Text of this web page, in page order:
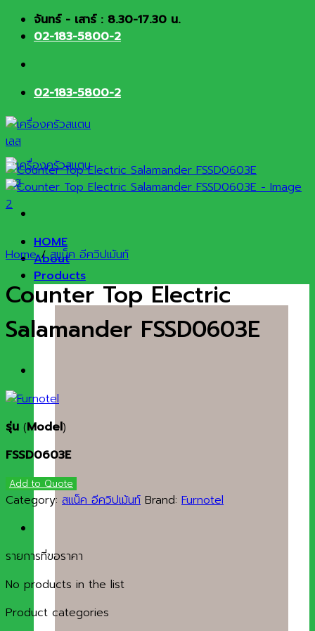
Skip จันทร์ - เสาร์ : 8.30-17.30 น.
02-183-5800-2
02-183-5800-2
HOME
About
Products
Home / สแน็ค อีควิปเม้นท์
Counter Top Electric
Salamander FSSD0603E
รุ่น (Model)
FSSD0603E
Add to Quote
Category: สแน็ค อีควิปเม้นท์ Brand: Furnotel
รายการที่ขอราคา
No products in the list
Product categories